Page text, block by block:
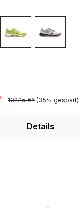
Stabilität und
in
BLACK/WHITE
645000 SCREAM
914567
109,95 €* (35% gespart)
Details